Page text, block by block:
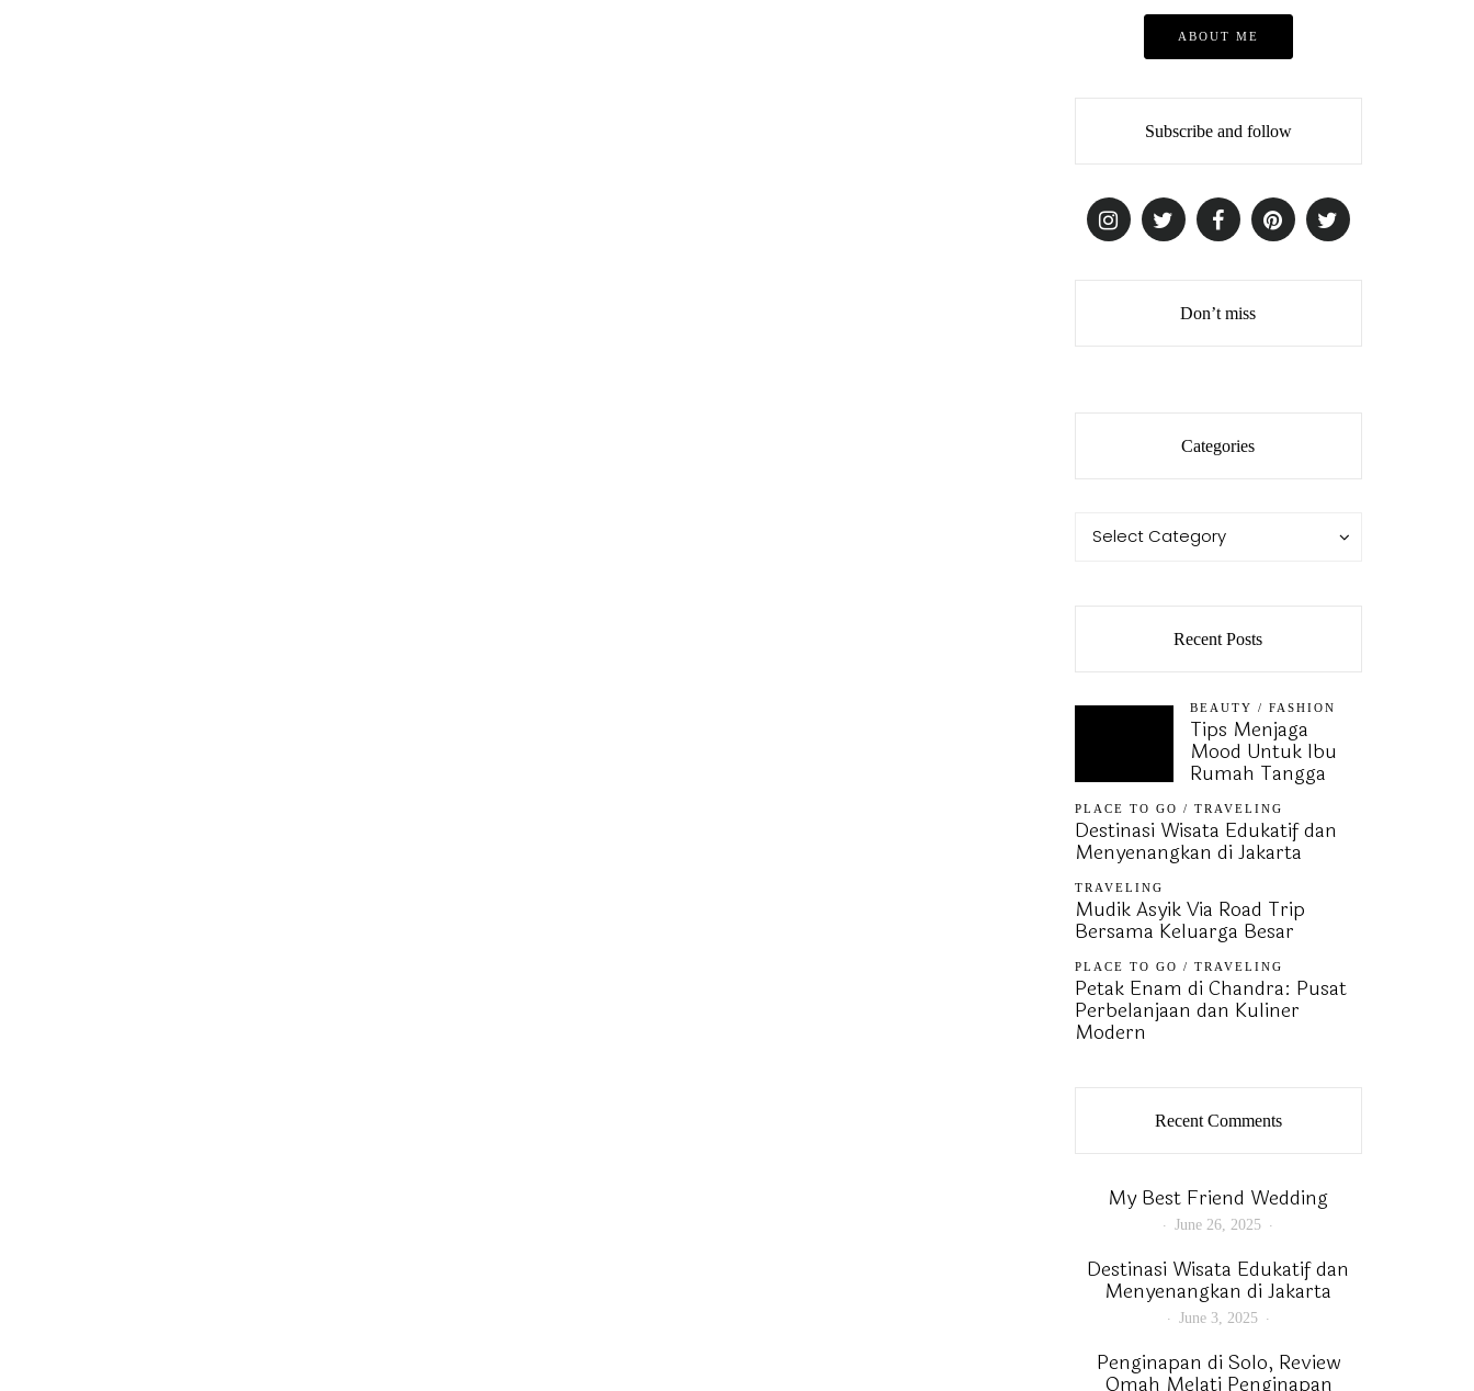
ABOUT ME
Subscribe and follow
Don’t miss
Categories
Categories
Select Category
Categories
Recent Posts
BEAUTY / FASHION
Tips Menjaga
Mood Untuk Ibu
Rumah Tangga
PLACE TO GO / TRAVELING
Destinasi Wisata Edukatif dan
Menyenangkan di Jakarta
TRAVELING
Mudik Asyik Via Road Trip
Bersama Keluarga Besar
PLACE TO GO / TRAVELING
Petak Enam di Chandra: Pusat
Perbelanjaan dan Kuliner
Modern
Recent Comments
My Best Friend Wedding
June 26, 2025
Destinasi Wisata Edukatif dan
Menyenangkan di Jakarta
June 3, 2025
Penginapan di Solo, Review
Omah Melati Penginapan